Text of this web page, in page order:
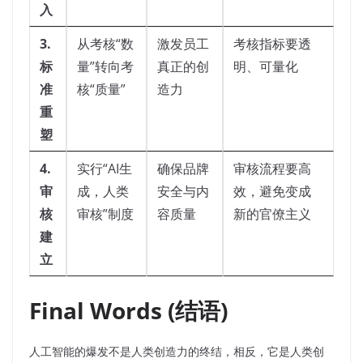
入
3.
标
准
重
塑
从考核“数
量”转向考
核“质量”
激发员工
真正的创
造力
考核指标要透
明、可量化
4.
审
核
建
立
实行“AI生
成，人类
审核”制度
确保品牌
安全与内
容质量
审核流程要高
效，避免变成
新的官僚主义
Final Words (结语)
人工智能的爆发不是人类创造力的终结，相反，它是人类创